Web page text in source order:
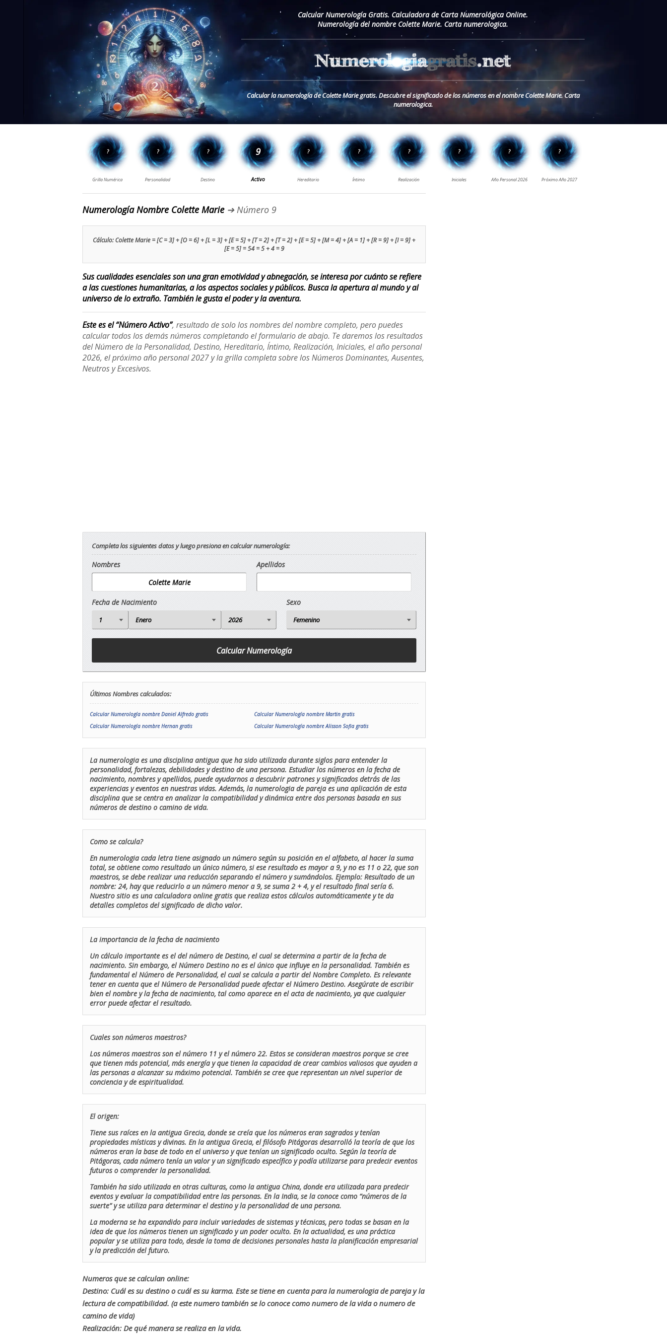
Calcular Numerología Gratis. Calculadora de Carta Numerológica Online.
Numerología del nombre Colette Marie. Carta numerologica.
Calcular la numerología de Colette Marie gratis. Descubre el significado de los números en el nombre Colette Marie. Carta
numerologica.
Numerología Nombre Colette Marie➔ Número 9
Cálculo: Colette Marie = [C = 3] + [O = 6] + [L = 3] + [E = 5] + [T = 2] + [T = 2] + [E = 5] + [M = 4] + [A = 1] + [R = 9] + [I = 9] +
[E = 5] = 54 = 5 + 4 = 9
Sus cualidades esenciales son una gran emotividad y abnegación, se interesa por cuánto se refiere
a las cuestiones humanitarias, a los aspectos sociales y públicos. Busca la apertura al mundo y al
universo de lo extraño. También le gusta el poder y la aventura.
Este es el “Número Activo”, resultado de solo los nombres del nombre completo, pero puedes
calcular todos los demás números completando el formulario de abajo. Te daremos los resultados
del Número de la Personalidad, Destino, Hereditario, Íntimo, Realización, Iniciales, el año personal
2026, el próximo año personal 2027 y la grilla completa sobre los Números Dominantes, Ausentes,
Neutros y Excesivos.
Completa los siguientes datos y luego presiona en calcular numerología:
Nombres Apellidos
Fecha de Nacimiento Sexo
Últimos Nombres calculados:
Calcular Numerología nombre Daniel Alfredo gratis
Calcular Numerología nombre Martin gratis
Calcular Numerología nombre Hernan gratis
Calcular Numerología nombre Alisson Sofia gratis
La numerologia es una disciplina antigua que ha sido utilizada durante siglos para entender la
personalidad, fortalezas, debilidades y destino de una persona. Estudiar los números en la fecha de
nacimiento, nombres y apellidos, puede ayudarnos a descubrir patrones y significados detrás de las
experiencias y eventos en nuestras vidas. Además, la numerologia de pareja es una aplicación de esta
disciplina que se centra en analizar la compatibilidad y dinámica entre dos personas basada en sus
números de destino o camino de vida.
Como se calcula?
En numerologia cada letra tiene asignado un número según su posición en el alfabeto, al hacer la suma
total, se obtiene como resultado un único número, si ese resultado es mayor a 9, y no es 11 o 22, que son
maestros, se debe realizar una reducción separando el número y sumándolos. Ejemplo: Resultado de un
nombre: 24, hay que reducirlo a un número menor a 9, se suma 2 + 4, y el resultado final sería 6.
Nuestro sitio es una calculadora online gratis que realiza estos cálculos automáticamente y te da
detalles completos del significado de dicho valor.
La importancia de la fecha de nacimiento
Un cálculo importante es el del número de Destino, el cual se determina a partir de la fecha de
nacimiento. Sin embargo, el Número Destino no es el único que influye en la personalidad. También es
fundamental el Número de Personalidad, el cual se calcula a partir del Nombre Completo. Es relevante
tener en cuenta que el Número de Personalidad puede afectar el Número Destino. Asegúrate de escribir
bien el nombre y la fecha de nacimiento, tal como aparece en el acta de nacimiento, ya que cualquier
error puede afectar el resultado.
Cuales son números maestros?
Los números maestros son el número 11 y el número 22. Estos se consideran maestros porque se cree
que tienen más potencial, más energía y que tienen la capacidad de crear cambios valiosos que ayuden a
las personas a alcanzar su máximo potencial. También se cree que representan un nivel superior de
conciencia y de espiritualidad.
El origen:
Tiene sus raíces en la antigua Grecia, donde se creía que los números eran sagrados y tenían
propiedades místicas y divinas. En la antigua Grecia, el filósofo Pitágoras desarrolló la teoría de que los
números eran la base de todo en el universo y que tenían un significado oculto. Según la teoría de
Pitágoras, cada número tenía un valor y un significado específico y podía utilizarse para predecir eventos
futuros o comprender la personalidad.
También ha sido utilizada en otras culturas, como la antigua China, donde era utilizada para predecir
eventos y evaluar la compatibilidad entre las personas. En la India, se la conoce como “números de la
suerte” y se utiliza para determinar el destino y la personalidad de una persona.
La moderna se ha expandido para incluir variedades de sistemas y técnicas, pero todas se basan en la
idea de que los números tienen un significado y un poder oculto. En la actualidad, es una práctica
popular y se utiliza para todo, desde la toma de decisiones personales hasta la planificación empresarial
y la predicción del futuro.
Numeros que se calculan online:
Destino: Cuál es su destino o cuál es su karma. Este se tiene en cuenta para la numerologia de pareja y la
lectura de compatibilidad. (a este numero también se lo conoce como numero de la vida o numero de
camino de vida)
Realización: De qué manera se realiza en la vida.